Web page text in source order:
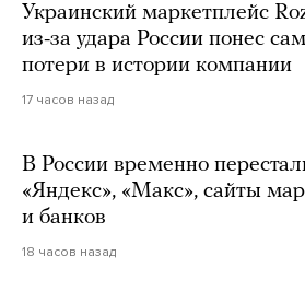
Украинский маркетплейс
из-за удара России понес
потери в истории компании
17 часов назад
В России временно
«Яндекс», «Макс», сайты
и банков
18 часов назад